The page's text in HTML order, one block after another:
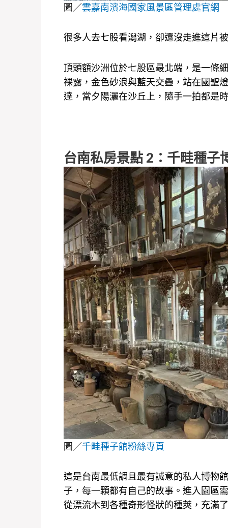
圖／雲嘉南濱海國家風景區管理處官網
很多人去七股看潟湖，卻還沒走進這片
頂頭額沙洲位於七股區最北端，是一條
裸露，金色砂浪與藍天交疊，站在國聖
達，當夕陽灑在沙丘上，隨手一拍都是
台南私房景點 2：千畦種子
圖／千畦種子館粉絲專頁
這是台南最低調且最有誠意的私人博物
子，每一顆都有自己的故事。進入園區
從漂流木到各種奇形怪狀的種莢，充滿